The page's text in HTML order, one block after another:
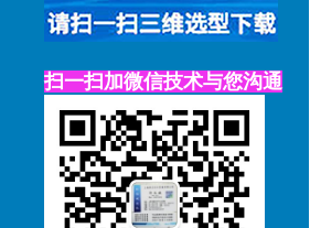
扫一扫加微信技术与您沟通